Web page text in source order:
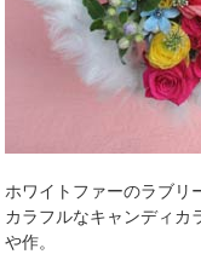
ホワイトファーのラブリ
カラフルなキャンディ
や作。